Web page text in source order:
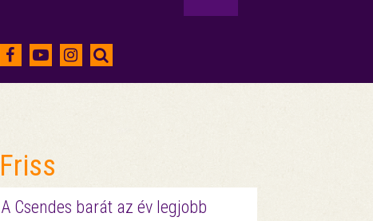
Friss
A Csendes barát az év legjobb